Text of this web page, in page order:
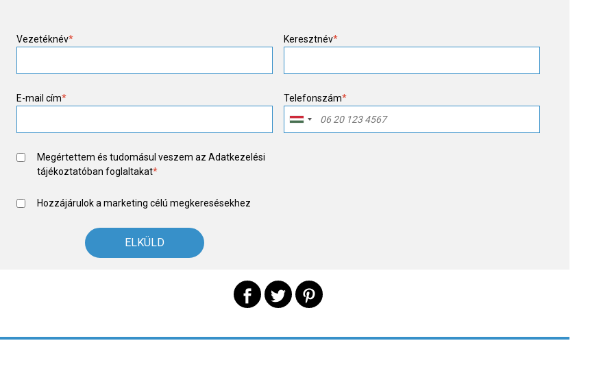
Vezetéknév* Keresztnév*
E-mail cím* Telefonszám*
Megértettem és tudomásul veszem az Adatkezelési
tájékoztatóban foglaltakat*
Hozzájárulok a marketing célú megkeresésekhez